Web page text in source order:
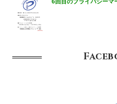
6回目のプライバシーマ